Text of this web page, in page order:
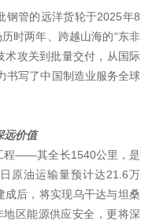
钢管的远洋货轮于2025年8
时两年、跨越山海的“东非
术攻关到批量交付，从国际
书写了中国制造业服务全球
远价值
程——其全长1540公里，是
原油运输量预计达21.6万
后，将实现乌干达与坦桑
区能源供应安全，更将深